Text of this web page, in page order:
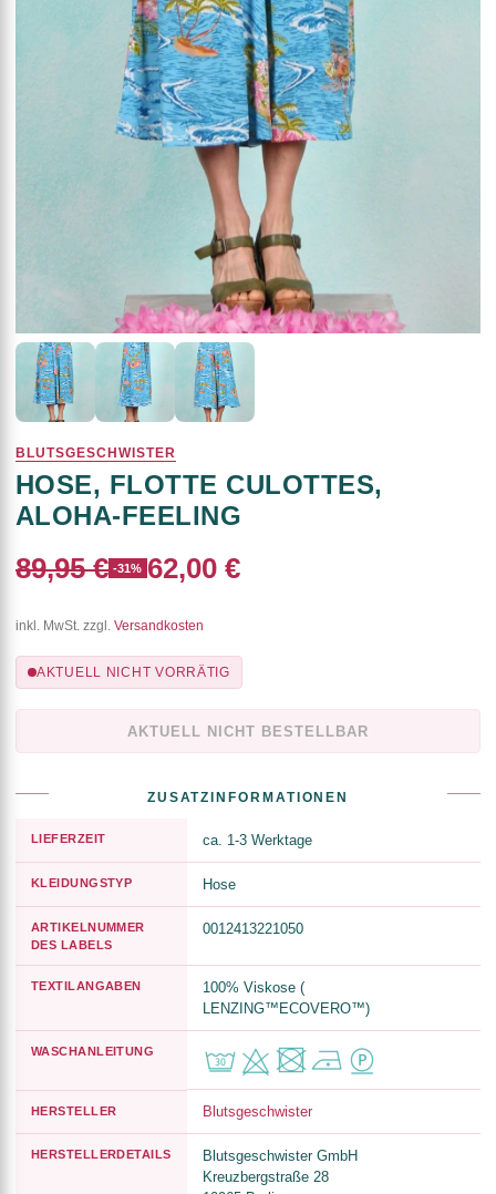
BLUTSGESCHWISTER
HOSE, FLOTTE CULOTTES,
ALOHA-FEELING
89,95 € -31% 62,00 €
inkl. MwSt. zzgl. Versandkosten
AKTUELL NICHT VORRÄTIG
AKTUELL NICHT BESTELLBAR
ZUSATZINFORMATIONEN
LIEFERZEIT ca. 1-3 Werktage
KLEIDUNGSTYP Hose
ARTIKELNUMMER
DES LABELS
0012413221050
TEXTILANGABEN
100% Viskose (
LENZING™ECOVERO™)
WASCHANLEITUNG
HERSTELLER Blutsgeschwister
HERSTELLERDETAILS
Blutsgeschwister GmbH
Kreuzbergstraße 28